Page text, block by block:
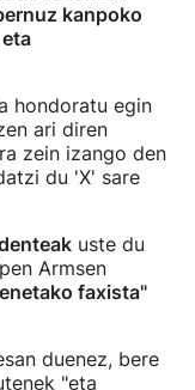
kanpoko
hondoratu egin
ari diren
zein izango den
du 'X' sare
uste du
Armsen
faxista"
duenez, bere
"eta